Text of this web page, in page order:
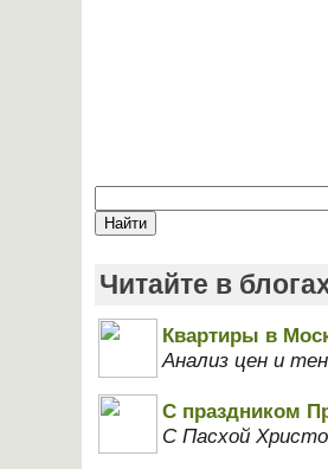
Читайте в
Квартиры в
Анализ цен и
С праздником
С Пасхой